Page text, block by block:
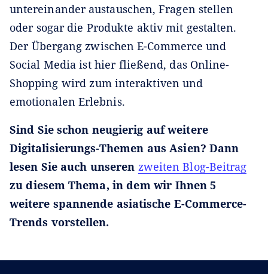
untereinander austauschen, Fragen stellen
oder sogar die Produkte aktiv mit gestalten.
Der Übergang zwischen E-Commerce und
Social Media ist hier fließend, das Online-
Shopping wird zum interaktiven und
emotionalen Erlebnis.
Sind Sie schon neugierig auf weitere
Digitalisierungs-Themen aus Asien? Dann
lesen Sie auch unseren zweiten Blog-Beitrag
zu diesem Thema, in dem wir Ihnen 5
weitere spannende asiatische E-Commerce-
Trends vorstellen.